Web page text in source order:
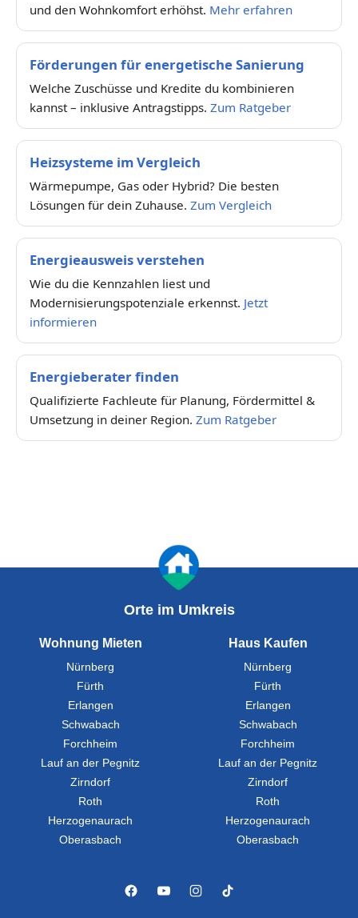
und den Wohnkomfort erhöhst. Mehr erfahren
Förderungen für energetische Sanierung
Welche Zuschüsse und Kredite du kombinieren
kannst – inklusive Antragstipps. Zum Ratgeber
Heizsysteme im Vergleich
Wärmepumpe, Gas oder Hybrid? Die besten
Lösungen für dein Zuhause. Zum Vergleich
Energieausweis verstehen
Wie du die Kennzahlen liest und
Modernisierungspotenziale erkennst. Jetzt
informieren
Energieberater finden
Qualifizierte Fachleute für Planung, Fördermittel &
Umsetzung in deiner Region. Zum Ratgeber
Orte im Umkreis
Wohnung Mieten
Nürnberg
Fürth
Erlangen
Schwabach
Forchheim
Lauf an der Pegnitz
Zirndorf
Roth
Herzogenaurach
Oberasbach
Haus Kaufen
Nürnberg
Fürth
Erlangen
Schwabach
Forchheim
Lauf an der Pegnitz
Zirndorf
Roth
Herzogenaurach
Oberasbach